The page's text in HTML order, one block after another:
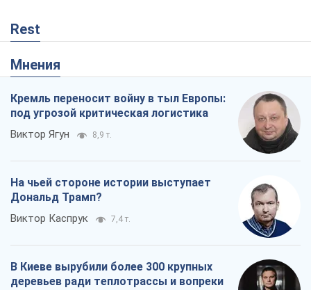
Rest
Мнения
Кремль переносит войну в тыл Европы:
под угрозой критическая логистика
Виктор Ягун 8,9 т.
На чьей стороне истории выступает
Дональд Трамп?
Виктор Каспрук 7,4 т.
В Киеве вырубили более 300 крупных
деревьев ради теплотрассы и вопреки